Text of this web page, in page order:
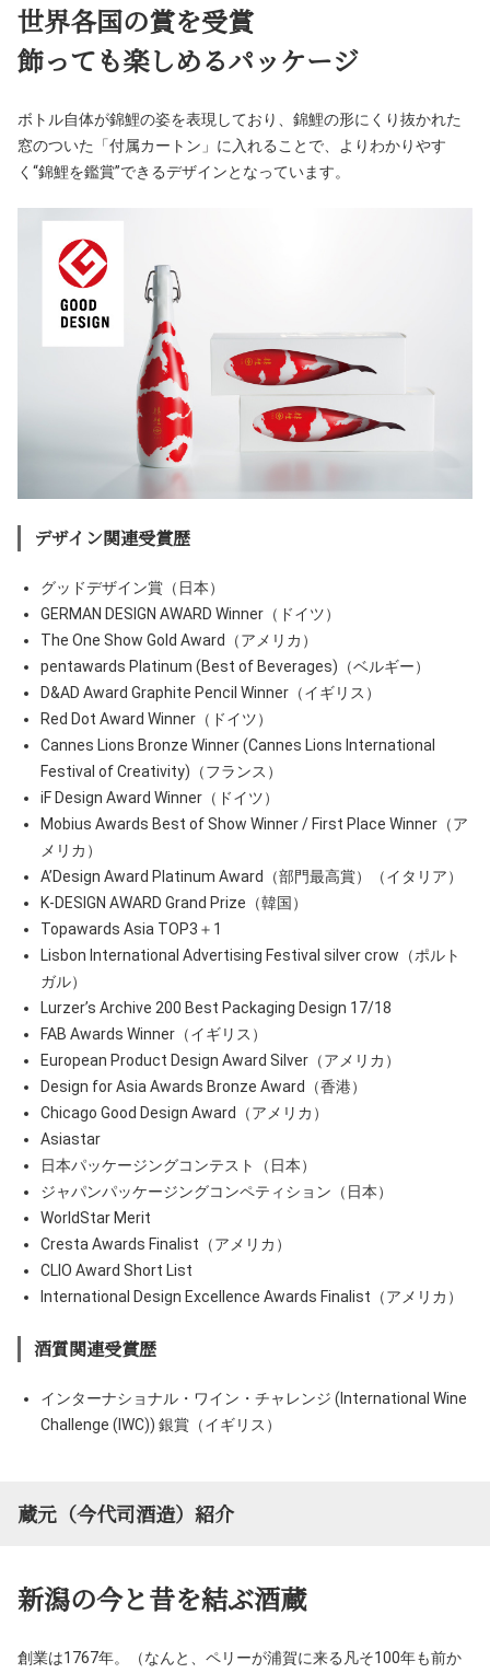
世界各国の賞を受賞
飾っても楽しめるパッケージ
ボトル自体が錦鯉の姿を表現しており、錦鯉の形にくり抜かれた
窓のついた「付属カートン」に入れることで、よりわかりやす
く“錦鯉を鑑賞”できるデザインとなっています。
デザイン関連受賞歴
グッドデザイン賞（日本）
GERMAN DESIGN AWARD Winner（ドイツ）
The One Show Gold Award（アメリカ）
pentawards Platinum (Best of Beverages)（ベルギー）
D&AD Award Graphite Pencil Winner（イギリス）
Red Dot Award Winner（ドイツ）
Cannes Lions Bronze Winner (Cannes Lions International
Festival of Creativity)（フランス）
iF Design Award Winner（ドイツ）
Mobius Awards Best of Show Winner / First Place Winner（ア
メリカ）
A’Design Award Platinum Award（部門最高賞）（イタリア）
K-DESIGN AWARD Grand Prize（韓国）
Topawards Asia TOP3＋1
Lisbon International Advertising Festival silver crow（ポルト
ガル）
Lurzer’s Archive 200 Best Packaging Design 17/18
FAB Awards Winner（イギリス）
European Product Design Award Silver（アメリカ）
Design for Asia Awards Bronze Award（香港）
Chicago Good Design Award（アメリカ）
Asiastar
日本パッケージングコンテスト（日本）
ジャパンパッケージングコンペティション（日本）
WorldStar Merit
Cresta Awards Finalist（アメリカ）
CLIO Award Short List
International Design Excellence Awards Finalist（アメリカ）
酒質関連受賞歴
インターナショナル・ワイン・チャレンジ (International Wine
Challenge (IWC)) 銀賞（イギリス）
蔵元（今代司酒造）紹介
新潟の今と昔を結ぶ酒蔵
創業は1767年。（なんと、ペリーが浦賀に来る凡そ100年も前か